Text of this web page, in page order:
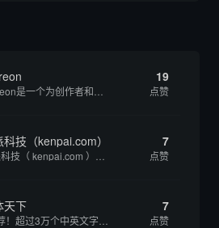
19
点赞
科技（kenpai.com） 7
点赞
天下 7
点赞